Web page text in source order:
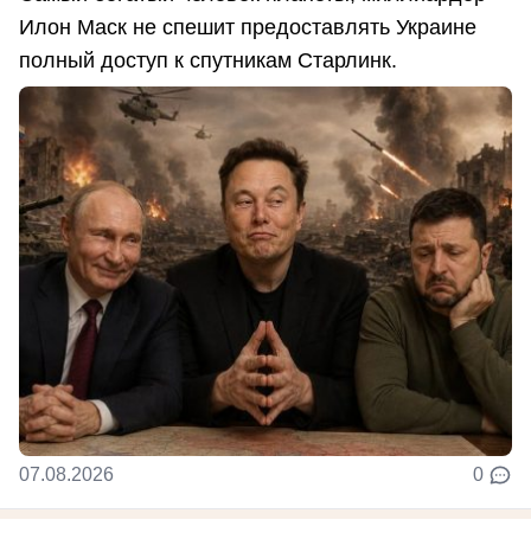
Илон Маск не спешит предоставлять Украине
полный доступ к спутникам Старлинк.
07.08.2026 0